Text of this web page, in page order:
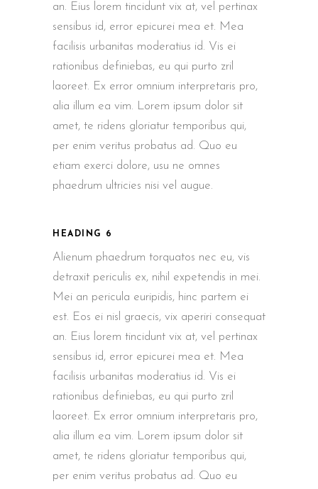
an. Eius lorem tincidunt vix at, vel pertinax
sensibus id, error epicurei mea et. Mea
facilisis urbanitas moderatius id. Vis ei
rationibus definiebas, eu qui purto zril
laoreet. Ex error omnium interpretaris pro,
alia illum ea vim. Lorem ipsum dolor sit
amet, te ridens gloriatur temporibus qui,
per enim veritus probatus ad. Quo eu
etiam exerci dolore, usu ne omnes
phaedrum ultricies nisi vel augue.
HEADING 6
Alienum phaedrum torquatos nec eu, vis
detraxit periculis ex, nihil expetendis in mei.
Mei an pericula euripidis, hinc partem ei
est. Eos ei nisl graecis, vix aperiri consequat
an. Eius lorem tincidunt vix at, vel pertinax
sensibus id, error epicurei mea et. Mea
facilisis urbanitas moderatius id. Vis ei
rationibus definiebas, eu qui purto zril
laoreet. Ex error omnium interpretaris pro,
alia illum ea vim. Lorem ipsum dolor sit
amet, te ridens gloriatur temporibus qui,
per enim veritus probatus ad. Quo eu